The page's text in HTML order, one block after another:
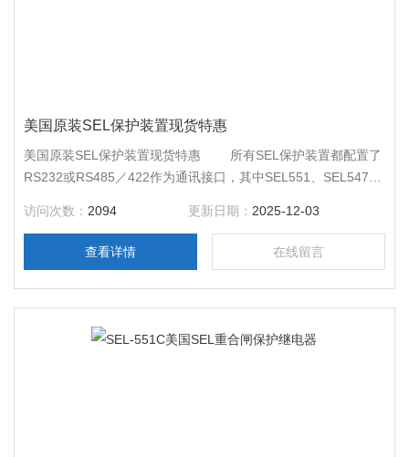
美国原装SEL保护装置现货特惠
美国原装SEL保护装置现货特惠 所有SEL保护装置都配置了
RS232或RS485／422作为通讯接口，其中SEL551、SEL547有
SEL351、SEL351A、SEL31lc、SEL387、SEL387A、SEL587
等保护装置都有3-~RS232串行口（一个在前，两个在后）和一
访问次数： 2094 更新日期： 2025-12-03
查看详情 在线留言